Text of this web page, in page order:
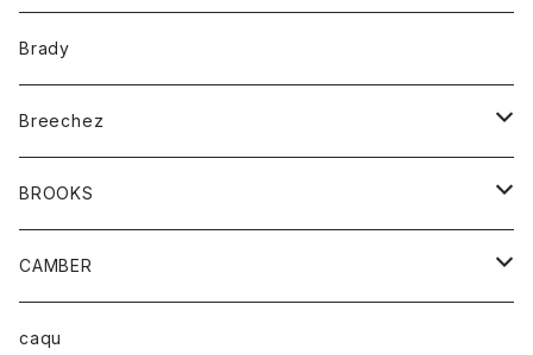
コート
バッグ
ベルト
キッズ
Tシャツ
グッズ
アンダーウェアー
カードホルダー
トップス
カーディガン
ボトム
オーバーオール
レディース
Brady
Breechez
シャツ
BROOKS
グッズ
靴
CAMBER
トップス
caqu